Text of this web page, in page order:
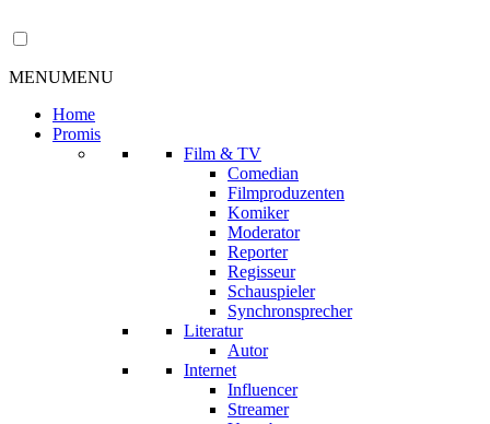
MENUMENU
Home
Promis
Film & TV
Comedian
Filmproduzenten
Komiker
Moderator
Reporter
Regisseur
Schauspieler
Synchronsprecher
Literatur
Autor
Internet
Influencer
Streamer